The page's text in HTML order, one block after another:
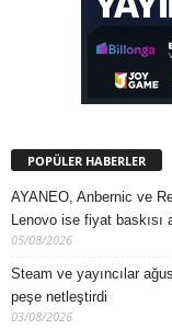
POPÜLER HABERLER
AYANEO, Anbernic ve
Lenovo ise fiyat baskısı
05/08/2026
Steam ve yayıncılar
peşe netleştirdi
03/08/2026